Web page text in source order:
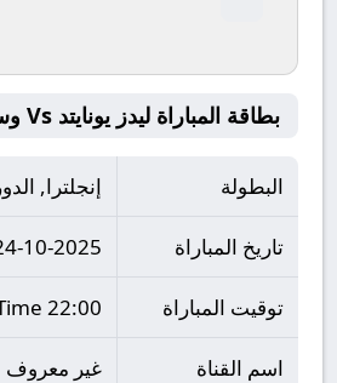
بطاقة المباراة ليدز يونايتد Vs وست هام يونايتد
البطولة إنجلترا,
تاريخ المباراة 10-2025
توقيت المباراة 22:00 Time
اسم القناة غير معروف